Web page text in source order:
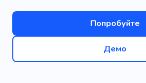
Попробуйте
Демо